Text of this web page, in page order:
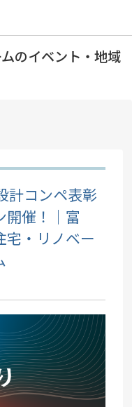
計コンペ表彰
開催！｜富
宅・リノベー